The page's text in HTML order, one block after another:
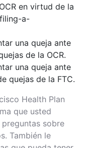
en virtud de la
a-
una queja ante
de la OCR.
una queja ante
quejas de la FTC.
Health Plan
que usted
sobre
También le